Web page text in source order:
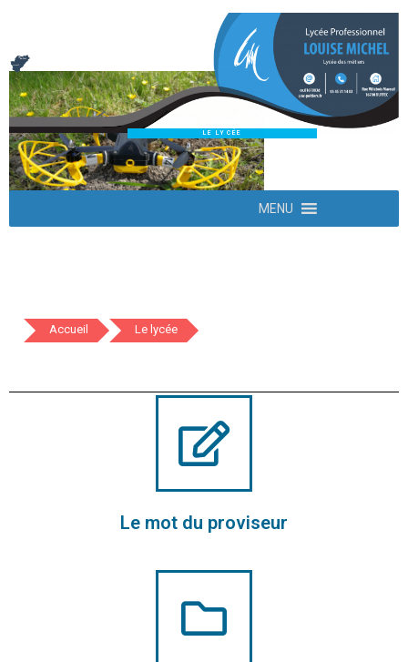
LE LYCÉE
MENU
Accueil Le lycée
Le mot du proviseur